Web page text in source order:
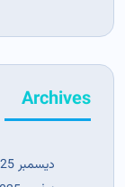
Archives
ديسمبر 2025